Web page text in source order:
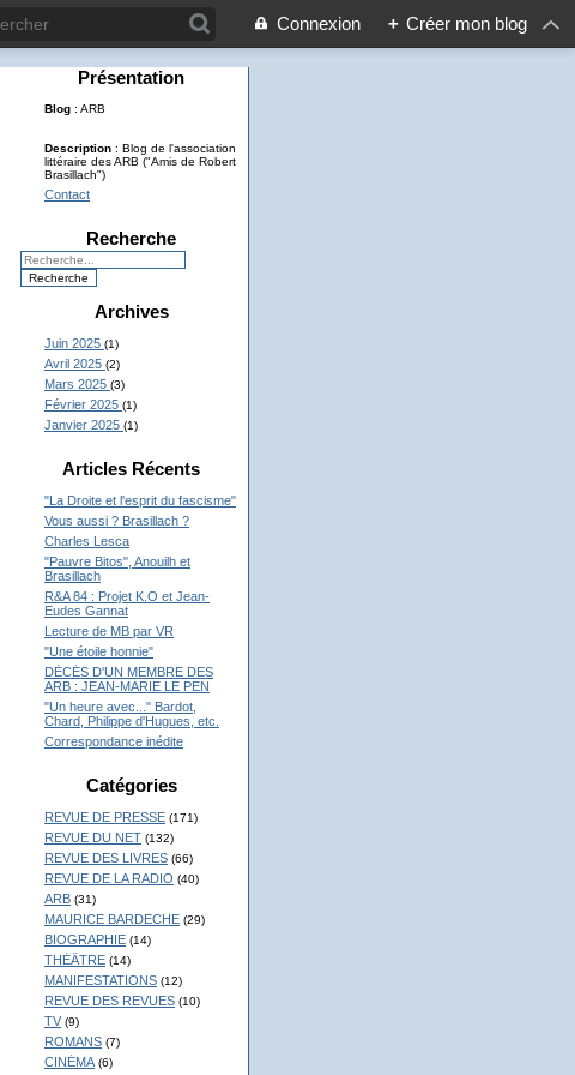
Connexion + Créer mon blog
Présentation
Blog : ARB
Description : Blog de l'association
littéraire des ARB ("Amis de Robert
Brasillach")
Contact
Recherche
Archives
Juin 2025 (1)
Avril 2025 (2)
Mars 2025 (3)
Février 2025 (1)
Janvier 2025 (1)
Articles Récents
"La Droite et l'esprit du fascisme"
Vous aussi ? Brasillach ?
Charles Lesca
"Pauvre Bitos", Anouilh et
Brasillach
R&A 84 : Projet K.O et Jean-
Eudes Gannat
Lecture de MB par VR
"Une étoile honnie"
DÉCÉS D'UN MEMBRE DES
ARB : JEAN-MARIE LE PEN
"Un heure avec..." Bardot,
Chard, Philippe d'Hugues, etc.
Correspondance inédite
Catégories
REVUE DE PRESSE (171)
REVUE DU NET (132)
REVUE DES LIVRES (66)
REVUE DE LA RADIO (40)
ARB (31)
MAURICE BARDECHE (29)
BIOGRAPHIE (14)
THÉÂTRE (14)
MANIFESTATIONS (12)
REVUE DES REVUES (10)
TV (9)
ROMANS (7)
CINÉMA (6)